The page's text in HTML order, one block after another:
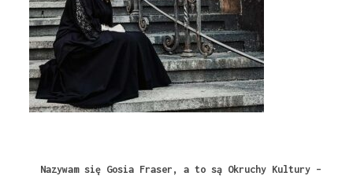
Nazywam się Gosia Fraser, a to są Okruchy Kultury –